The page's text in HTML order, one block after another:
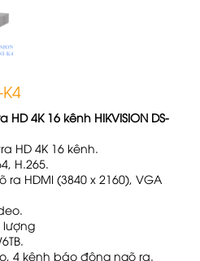
4K 16 kênh HIKVISION DS-
HD 4K 16 kênh.
H.265.
HDMI (3840 x 2160), VGA
lượng
4 kênh báo động ngõ ra.